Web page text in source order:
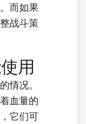
而如果
战斗策
用
情况。
血量的
它们可